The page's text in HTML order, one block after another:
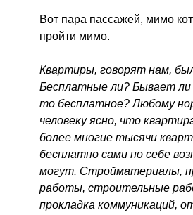
Вот пара пассажей, мимо
пройти мимо.
Квартиры, говорят нам,
Бесплатные ли? Бывает
то бесплатное? Любому
человеку ясно, что
более многие тысячи
бесплатно сами по себе
могут. Стройматериалы,
работы, строительные
прокладка коммуникаций,